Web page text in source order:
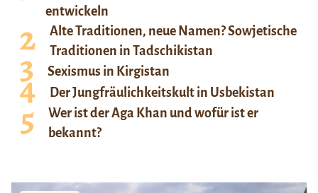
entwickeln
Alte Traditionen, neue Namen? Sowjetische
Traditionen in Tadschikistan
Sexismus in Kirgistan
Der Jungfräulichkeitskult in Usbekistan
Wer ist der Aga Khan und wofür ist er
bekannt?